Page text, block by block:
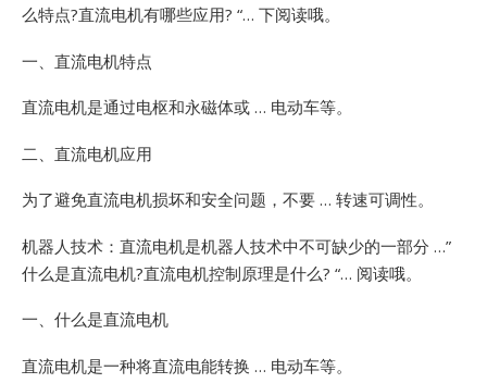
么特点?直流电机有哪些应用? “… 下阅读哦。
一、直流电机特点
直流电机是通过电枢和永磁体或 … 电动车等。
二、直流电机应用
为了避免直流电机损坏和安全问题，不要 … 转速可调性。
机器人技术：直流电机是机器人技术中不可缺少的一部分 …”
什么是直流电机?直流电机控制原理是什么? “… 阅读哦。
一、什么是直流电机
直流电机是一种将直流电能转换 … 电动车等。